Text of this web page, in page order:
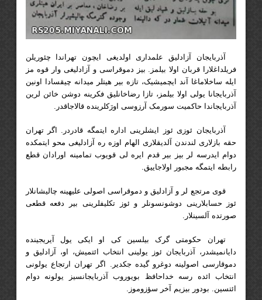
آذربایجان آزادلیق علمداری اولدیغی ایچون تهراندا چئوریلن
فریلداغلارا قربان اولا بیلمز. بیز دموقراسی و آزادلیغی وار قوه مز
ایله ساخلاماغا آند ایچمیشیک، تازه بیر هیتلر میدانه چیقسادا اونین
آذربایجانا یولی اولا بیلمز، تازا رضاخانلیق فکرینه دوشن خائن لرین
آذربایجاندا حاکمیت سورمک آرزوسی اورَکلرینده قالاجاقدر.
آذربایجان ئوزی ئوز ایشلرینی اداره ایتمگه قادردر. اگر تهران
حقه بازلاری لندندن آلدیقلاری الهام اوزه ره آزادلیغی محو ایتمکده
دوام ایدرسه لر بیز بیر قدم ایره لی قویوب تمامینه اورادان قطع
رابطه ایتمگه مجبور اولاجاییق.
قوی مرتجع لر و آزادلیق و دموقراسی اصولی علیهینه چالیشانلار
ئوز حسابلارینی دوشونسونلر و ئوز تکلیفلرینی بیر دفعه قطعی
صورتده آلسینلار.
تهران حکومتی گرک بیلسین کی او ایکی یول آیریجینده
دایانمیشدر، آذربایجان ئوز یولینی انتخاب ائتمیش، او، آزادلیق و
دموقارسی اصولینه دوغرو گیده جکدیر. اگر تهران ارتجاع یولونی
انتخاب ائده رسه خداحافظ بویوروب آذربایجانسیز یولونه دوام
ائتسین. بودور بیزیم آخر سؤزوموز.